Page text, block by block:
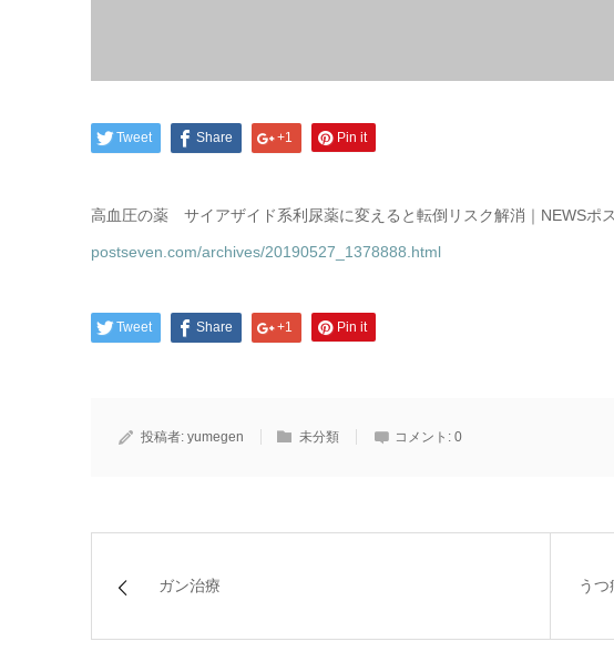
Tweet Share +1 Pin it
高血圧の薬 サイアザイド系利尿薬に変えると転倒リスク解消｜NEWSポ
postseven.com/archives/20190527_1378888.html
Tweet Share +1 Pin it
投稿者: yumegen 未分類 コメント: 0
ガン治療 うつ